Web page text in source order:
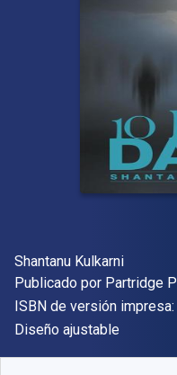
Autor(es)
Shantanu Kulkarni
Editor
Publicado por Partridge
ISBN de versión impresa:
Formato
Diseño ajustable